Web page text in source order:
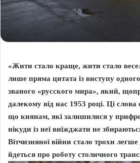
«Жити стало краще, жити стало
лише пряма цитата із виступу одного
званого «русского мира», який,
далекому від нас 1953 році. Ці слова
що киянам, які залишилися у
нікуди із неї виїжджати не
Вітчизняної війни стало трохи
йдеться про роботу столичного